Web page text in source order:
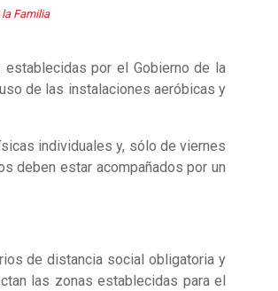
Familia
establecidas por el Gobierno de la
de las instalaciones aeróbicas y
individuales y, sólo de viernes
deben estar acompañados por un
de distancia social obligatoria y
las zonas establecidas para el